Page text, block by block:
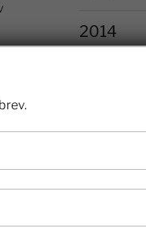
i
2014